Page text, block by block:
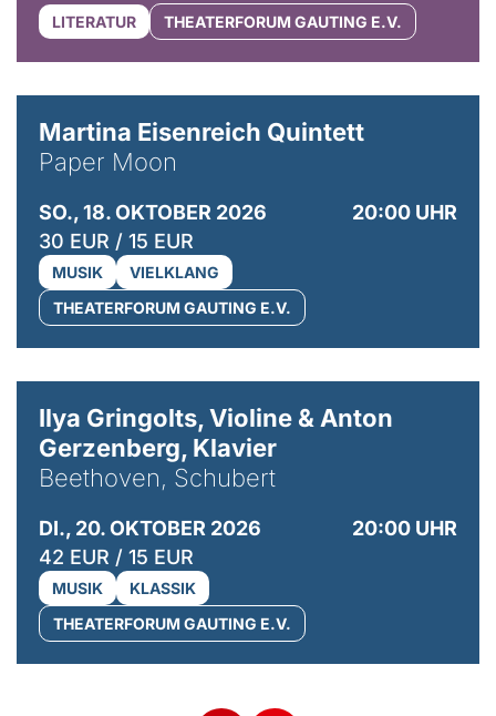
LITERATUR THEATERFORUM GAUTING E.V.
Martina Eisenreich Quintett
Paper Moon
SO., 18. OKTOBER 2026
20:00 UHR
30 EUR / 15 EUR
MUSIK
VIELKLANG
THEATERFORUM GAUTING E.V.
Ilya Gringolts, Violine & Anton
Gerzenberg, Klavier
Beethoven, Schubert
DI., 20. OKTOBER 2026
20:00 UHR
42 EUR / 15 EUR
MUSIK
KLASSIK
THEATERFORUM GAUTING E.V.